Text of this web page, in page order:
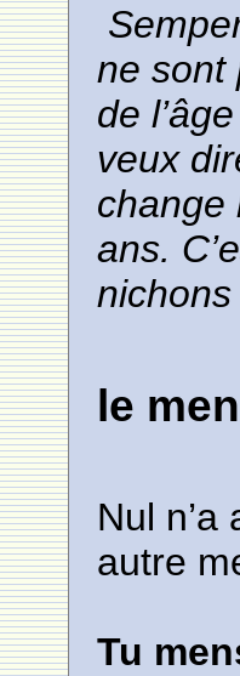
ne sont
de
veux
change
ans.
nichons
le
Nul
autre
Tu